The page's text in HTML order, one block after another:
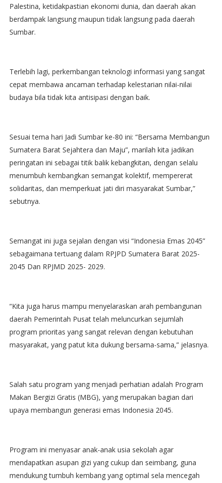
Palestina, ketidakpastian ekonomi dunia, dan daerah akan
berdampak langsung maupun tidak langsung pada daerah
Sumbar.
Terlebih lagi, perkembangan teknologi informasi yang sangat
cepat membawa ancaman terhadap kelestarian nilai-nilai
budaya bila tidak kita antisipasi dengan baik.
Sesuai tema hari Jadi Sumbar ke-80 ini: “Bersama Membangun
Sumatera Barat Sejahtera dan Maju”, marilah kita jadikan
peringatan ini sebagai titik balik kebangkitan, dengan selalu
menumbuh kembangkan semangat kolektif, mempererat
solidaritas, dan memperkuat jati diri masyarakat Sumbar,”
sebutnya.
Semangat ini juga sejalan dengan visi “Indonesia Emas 2045”
sebagaimana tertuang dalam RPJPD Sumatera Barat 2025-
2045 Dan RPJMD 2025- 2029.
“Kita juga harus mampu menyelaraskan arah pembangunan
daerah Pemerintah Pusat telah meluncurkan sejumlah
program prioritas yang sangat relevan dengan kebutuhan
masyarakat, yang patut kita dukung bersama-sama,” jelasnya.
Salah satu program yang menjadi perhatian adalah Program
Makan Bergizi Gratis (MBG), yang merupakan bagian dari
upaya membangun generasi emas Indonesia 2045.
Program ini menyasar anak-anak usia sekolah agar
mendapatkan asupan gizi yang cukup dan seimbang, guna
mendukung tumbuh kembang yang optimal sela mencegah